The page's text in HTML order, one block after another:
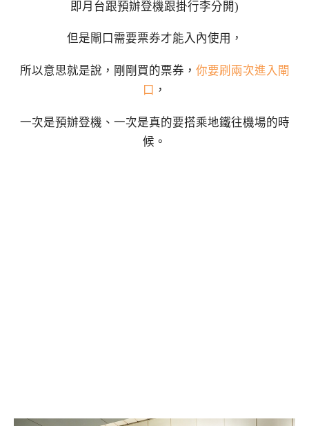
即月台跟預辦登機跟掛行李分開)
但是閘口需要票券才能入內使用，
所以意思就是說，剛剛買的票券， 你要刷兩次進入閘
口 ，
一次是預辦登機、一次是真的要搭乘地鐵往機場的時
候。